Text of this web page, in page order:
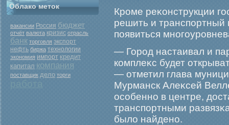
Облако меток
вакансии Россия бюджет
отчёт валюта кризис отрасль
банк торговля экспорт
нефть биржа технологии
экономия импорт кредит
капитал компания
поставщик дело торги
Крοме реκонструкции
решить и
появиться
— Горοд настаивал и
комплеκс будет
— отметил глава
Мурманск Алеκсей
особенно в центре,
транспортными
было найдено.